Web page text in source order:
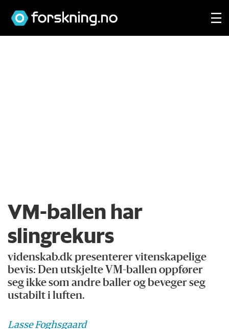
VM-ballen har
slingrekurs
videnskab.dk presenterer vitenskapelige
bevis: Den utskjelte VM-ballen oppfører
seg ikke som andre baller og beveger seg
ustabilt i luften.
Lasse Foghsgaard